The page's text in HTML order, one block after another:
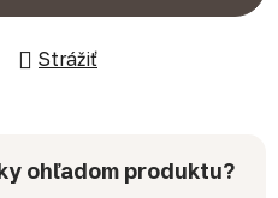
Strážiť
ohľadom produktu?